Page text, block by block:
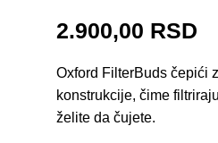
2.900,00 RSD
Oxford FilterBuds čepići
konstrukcije, čime
želite da čujete.